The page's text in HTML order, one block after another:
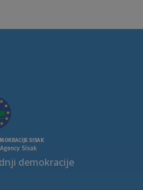
demokracije